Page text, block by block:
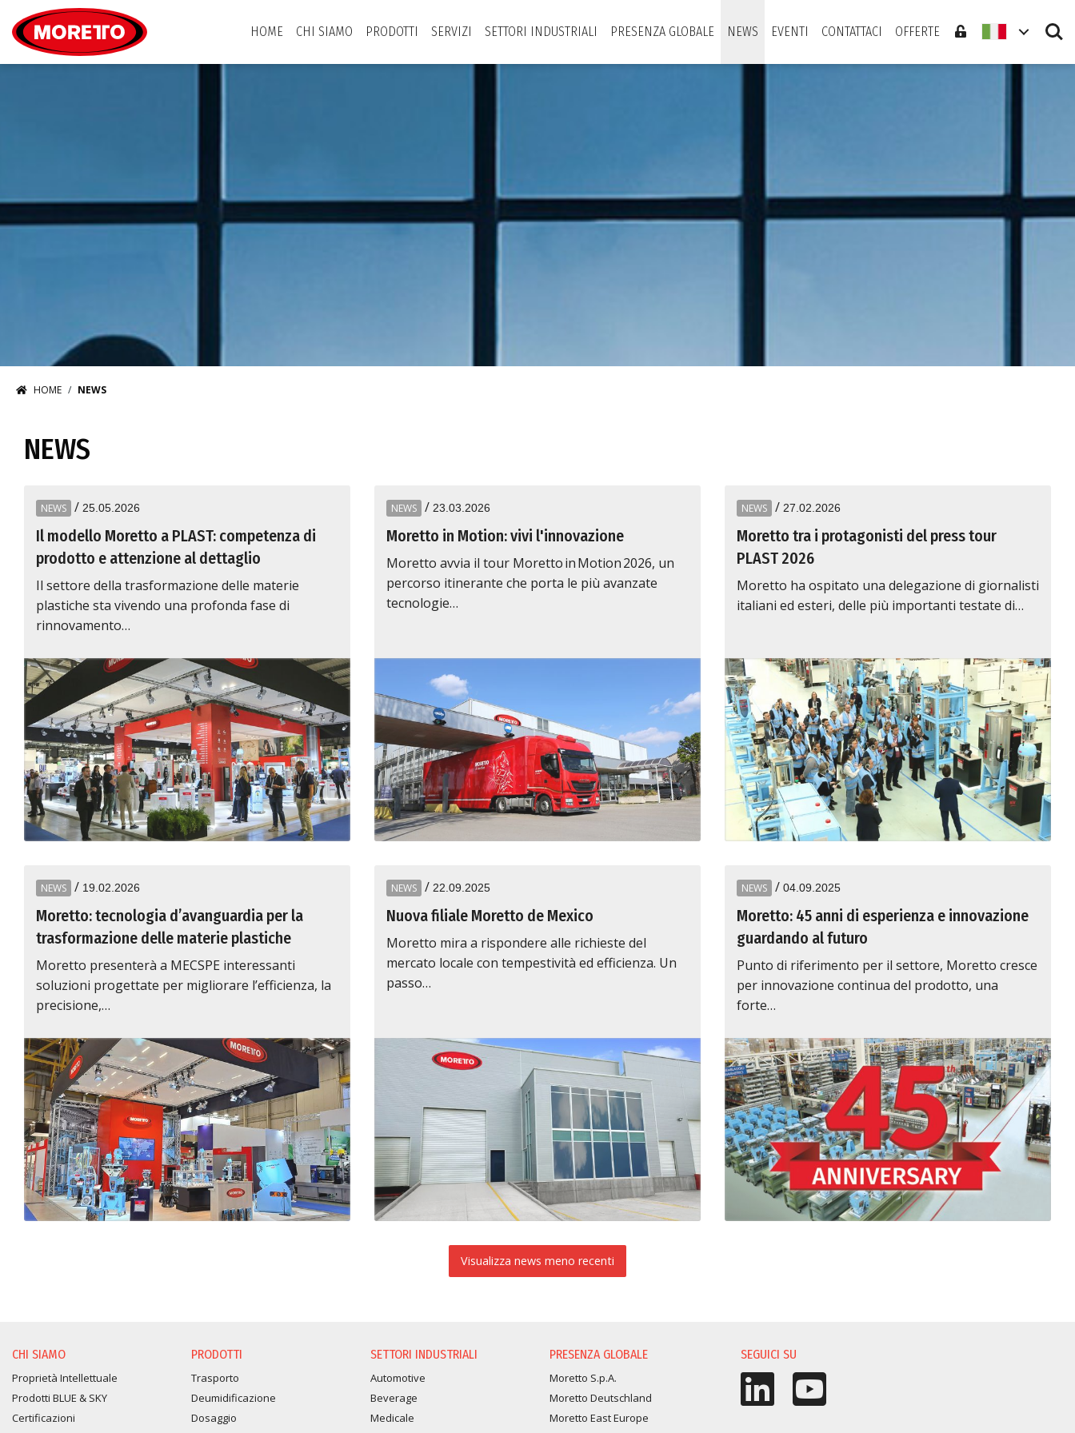
HOME
CHI SIAMO PRODOTTI SERVIZI SETTORI INDUSTRIALI PRESENZA GLOBALE NEWS EVENTI CONTATTACI OFFERTE Search
HOME NEWS
NEWS
NEWS / 25.05.2026
Il modello Moretto a PLAST: competenza di
prodotto e attenzione al dettaglio
Il settore della trasformazione delle materie
plastiche sta vivendo una profonda fase di
rinnovamento…
NEWS / 23.03.2026
Moretto in Motion: vivi l'innovazione
Moretto avvia il tour Moretto in Motion 2026, un
percorso itinerante che porta le più avanzate
tecnologie…
NEWS / 27.02.2026
Moretto tra i protagonisti del press tour
PLAST 2026
Moretto ha ospitato una delegazione di giornalisti
italiani ed esteri, delle più importanti testate di…
NEWS / 19.02.2026
Moretto: tecnologia d’avanguardia per la
trasformazione delle materie plastiche
Moretto presenterà a MECSPE interessanti
soluzioni progettate per migliorare l’efficienza, la
precisione,…
NEWS / 22.09.2025
Nuova filiale Moretto de Mexico
Moretto mira a rispondere alle richieste del
mercato locale con tempestività ed efficienza. Un
passo…
NEWS / 04.09.2025
Moretto: 45 anni di esperienza e innovazione
guardando al futuro
Punto di riferimento per il settore, Moretto cresce
per innovazione continua del prodotto, una
forte…
Visualizza news meno recenti
CHI SIAMO
Proprietà Intellettuale
Prodotti BLUE & SKY
Certificazioni
PRODOTTI
Trasporto
Deumidificazione
Dosaggio
SETTORI INDUSTRIALI
Automotive
Beverage
Medicale
PRESENZA GLOBALE
Moretto S.p.A.
Moretto Deutschland
Moretto East Europe
SEGUICI SU